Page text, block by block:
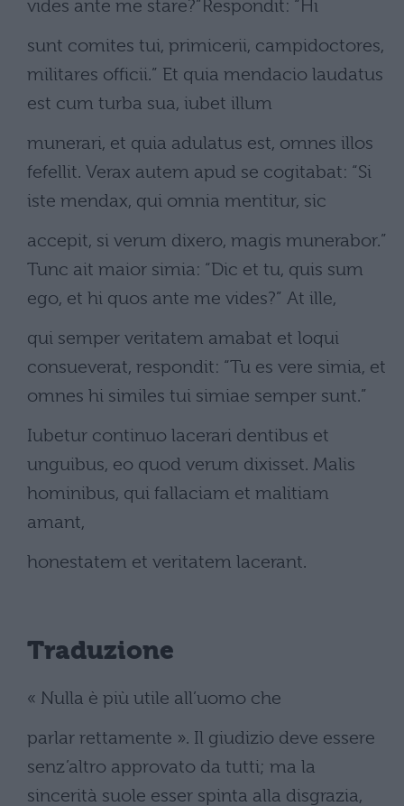
vides ante me stare?”Respondit: “Hi
sunt comites tui, primicerii, campidoctores,
militares officii.” Et quia mendacio laudatus
est cum turba sua, iubet illum
munerari, et quia adulatus est, omnes illos
fefellit. Verax autem apud se cogitabat: “Si
iste mendax, qui omnia mentitur, sic
accepit, si verum dixero, magis munerabor.”
Tunc ait maior simia: “Dic et tu, quis sum
ego, et hi quos ante me vides?” At ille,
qui semper veritatem amabat et loqui
consueverat, respondit: “Tu es vere simia, et
omnes hi similes tui simiae semper sunt.”
Iubetur continuo lacerari dentibus et
unguibus, eo quod verum dixisset. Malis
hominibus, qui fallaciam et malitiam
amant,
honestatem et veritatem lacerant.
Traduzione
« Nulla è più utile all’uomo che
parlar rettamente ». Il giudizio deve essere
senz’altro approvato da tutti; ma la
sincerità suole esser spinta alla disgrazia,